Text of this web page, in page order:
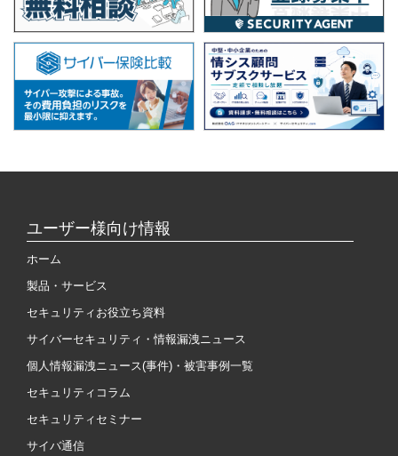
ユーザー様向け情報
ホーム
製品・サービス
セキュリティお役立ち資料
サイバーセキュリティ・情報漏洩ニュース
個人情報漏洩ニュース(事件)・被害事例一覧
セキュリティコラム
セキュリティセミナー
サイバ通信